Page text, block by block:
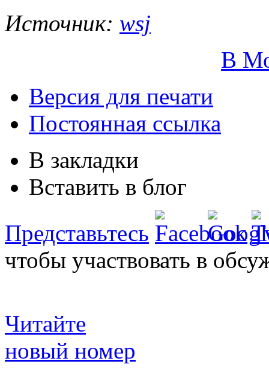
Источник: wsj
В
Версия для печати
Постоянная ссылка
В закладки
Вставить в блог
Представьтесь
чтобы участвовать в
Читайте
новый номер